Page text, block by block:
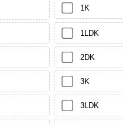
1K
1LDK
2DK
3K
3LDK